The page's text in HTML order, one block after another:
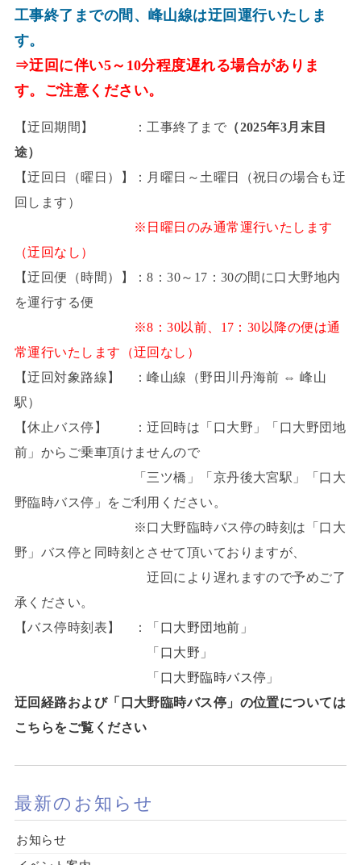
工事終了までの間、峰山線は迂回運行いたしま
す。
⇒迂回に伴い5～10分程度遅れる場合がありま
す。ご注意ください。
【迂回期間】 ：工事終了まで （2025年3月末目
途）
【迂回日（曜日）】：月曜日～土曜日（祝日の場合も迂
回します）
※日曜日のみ通常運行いたします
（迂回なし）
【迂回便（時間）】：8：30～17：30の間に口大野地内
を運行する便
※8：30以前、17：30以降の便は通
常運行いたします（迂回なし）
【迂回対象路線】 ：峰山線（野田川丹海前 ⇔ 峰山
駅）
【休止バス停】 ：迂回時は「口大野」「口大野団地
前」からご乗車頂けませんので
「三ツ橋」「京丹後大宮駅」「口大
野臨時バス停」をご利用ください。
※口大野臨時バス停の時刻は「口大
野」バス停と同時刻とさせて頂いておりますが、
迂回により遅れますので予めご了
承ください。
【バス停時刻表】 ：「 口大野団地前 」
「 口大野 」
「 口大野臨時バス停 」
迂回経路および「口大野臨時バス停」の位置については
こちらをご覧ください
最新のお知らせ
お知らせ